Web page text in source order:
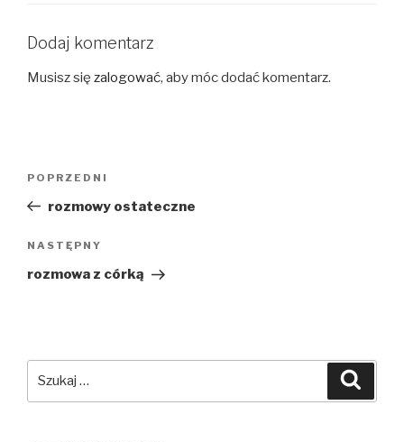
Dodaj komentarz
Musisz się zalogować, aby móc dodać komentarz.
Poprzedni
wpis
POPRZEDNI
rozmowy ostateczne
Następny
wpis
NASTĘPNY
rozmowa z córką